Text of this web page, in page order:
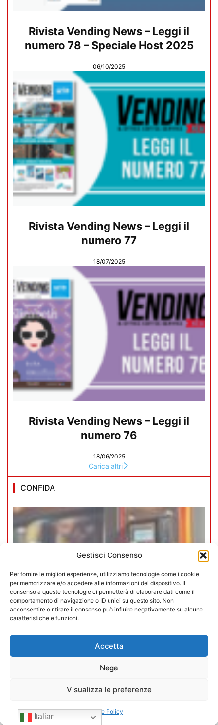
Gestisci Consenso
Per fornire le migliori esperienze, utilizziamo tecnologie come i cookie
per memorizzare e/o accedere alle informazioni del dispositivo. Il
consenso a queste tecnologie ci permetterà di elaborare dati come il
comportamento di navigazione o ID unici su questo sito. Non
acconsentire o ritirare il consenso può influire negativamente su alcune
caratteristiche e funzioni.
Accetta
Nega
Visualizza le preferenze
Cookie Policy
Rivista Vending News – Leggi il
numero 78 – Speciale Host 2025
06/10/2025
Rivista Vending News – Leggi il
numero 77
18/07/2025
Rivista Vending News – Leggi il
numero 76
18/06/2025
Carica altri
CONFIDA
apre uno sportello dedicato per gli
associati
27/07/2026
Italian